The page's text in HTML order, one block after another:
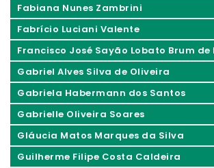
Fabiana Nunes Zambrini
Fabrício Luciani Valente
Francisco José Sayão Lobato Brum de
Gabriel Alves Silva de Oliveira
Gabriela Habermann dos Santos
Gabrielle Oliveira Soares
Gláucia Matos Marques da Silva
Guilherme Filipe Costa Caldeira